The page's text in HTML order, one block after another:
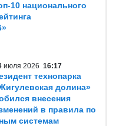
10 национального
июля 2026 16:17
технопарка
долина»
внесения
в правила по
системам